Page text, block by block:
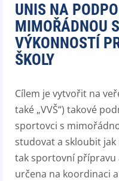
UNIS NA
MIMOŘÁDNOU
VÝKONNOSTÍ
ŠKOLY
Cílem je vytvořit na
také „VVŠ“) takové
sportovci s
studovat a skloubit
tak sportovní přípravu
určena na koordinaci